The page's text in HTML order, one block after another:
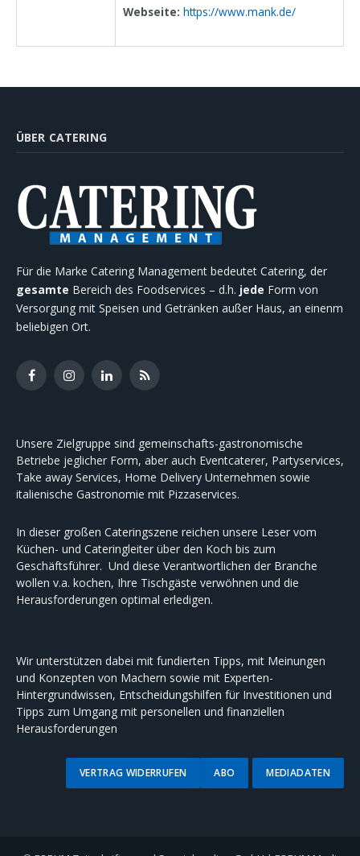
Webseite: https://www.mank.de/
ÜBER CATERING
Für die Marke Catering Management bedeutet Catering, der
gesamte Bereich des Foodservices – d.h. jede Form von
Versorgung mit Speisen und Getränken außer Haus, an einenm
beliebigen Ort.
FacebookInstagramLinkedInRSS
Unsere Zielgruppe sind gemeinschafts-gastronomische
Betriebe jeglicher Form, aber auch Eventcaterer, Partyservices,
Take away Services, Home Delivery Unternehmen sowie
italienische Gastronomie mit Pizzaservices.
In dieser großen Cateringszene reichen unsere Leser vom
Küchen- und Cateringleiter über den Koch bis zum
Geschäftsführer. Und diese Verantwortlichen der Branche
wollen v.a. kochen, Ihre Tischgäste verwöhnen und die
Herausforderungen optimal erledigen.
Wir unterstützen dabei mit fundierten Tipps, mit Meinungen
und Konzepten von Machern sowie mit Experten-
Hintergrundwissen, Entscheidungshilfen für Investitionen und
Tipps zum Umgang mit personellen und finanziellen
Herausforderungen
MEDIADATEN
ABO
VERTRAG WIDERRUFEN